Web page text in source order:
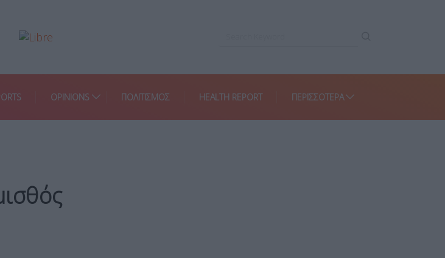
OPINIONS ΠΟΛΙΤΙΣΜΟΣ HEALTH REPORT ΠΕΡΙΣΣΌΤΕΡΑ